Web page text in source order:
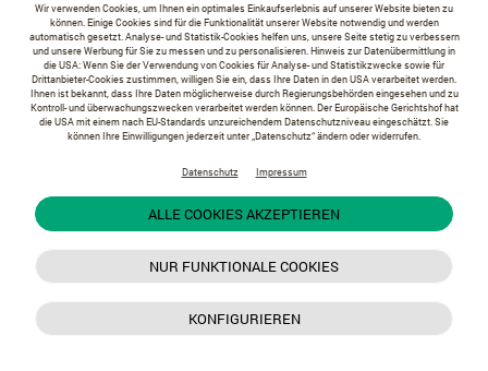
Wir verwenden Cookies, um Ihnen ein optimales Einkaufserlebnis auf unserer Website bieten zu
können. Einige Cookies sind für die Funktionalität unserer Website notwendig und werden
automatisch gesetzt. Analyse- und Statistik-Cookies helfen uns, unsere Seite stetig zu verbessern
und unsere Werbung für Sie zu messen und zu personalisieren. Hinweis zur Datenübermittlung in
die USA: Wenn Sie der Verwendung von Cookies für Analyse- und Statistikzwecke sowie für
Drittanbieter-Cookies zustimmen, willigen Sie ein, dass Ihre Daten in den USA verarbeitet werden.
Ihnen ist bekannt, dass Ihre Daten möglicherweise durch Regierungsbehörden eingesehen und zu
Kontroll- und überwachungszwecken verarbeitet werden können. Der Europäische Gerichtshof hat
die USA mit einem nach EU-Standards unzureichendem Datenschutzniveau eingeschätzt. Sie
können Ihre Einwilligungen jederzeit unter „Datenschutz“ ändern oder widerrufen.
Datenschutz Impressum
ALLE COOKIES AKZEPTIEREN
NUR FUNKTIONALE COOKIES
KONFIGURIEREN